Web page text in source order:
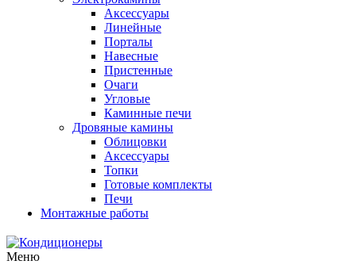
Аксессуары
Линейные
Порталы
Навесные
Пристенные
Очаги
Угловые
Каминные печи
Дровяные камины
Облицовки
Аксессуары
Топки
Готовые комплекты
Печи
Монтажные работы
Меню